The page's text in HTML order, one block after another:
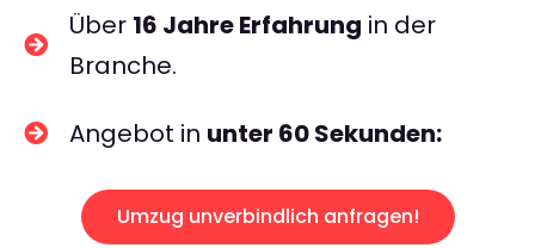
Über 16 Jahre Erfahrung in der
Branche.
Angebot in unter 60 Sekunden:
Umzug unverbindlich anfragen!